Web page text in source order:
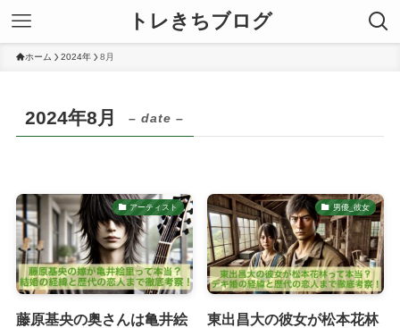
トレきちブログ
ホーム 2024年 8月
2024年8月 – date –
アーティスト
藤原基央の奥さんは亀井絵
男優_彼女
東出昌大の彼女が松本花林